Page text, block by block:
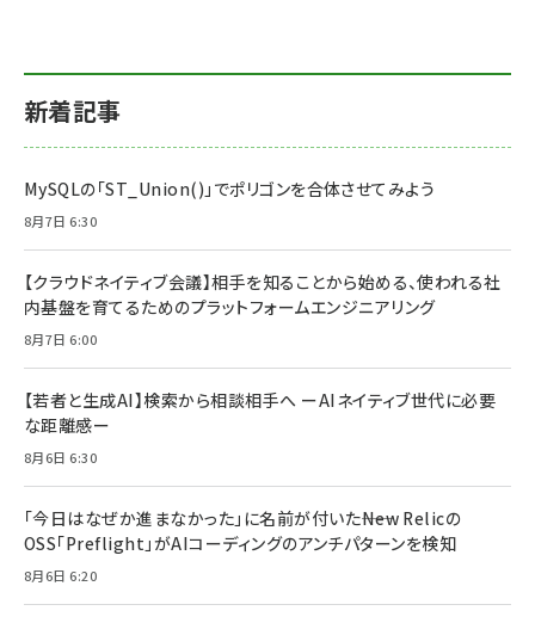
新着記事
MySQLの「ST_Union()」でポリゴンを合体させてみよう
8月7日 6:30
【クラウドネイティブ会議】相手を知ることから始める、使われる社
内基盤を育てるためのプラットフォームエンジニアリング
8月7日 6:00
【若者と生成AI】検索から相談相手へ ーAIネイティブ世代に必要
な距離感ー
8月6日 6:30
「今日はなぜか進まなかった」に名前が付いた――New Relicの
OSS「Preflight」がAIコーディングのアンチパターンを検知
8月6日 6:20